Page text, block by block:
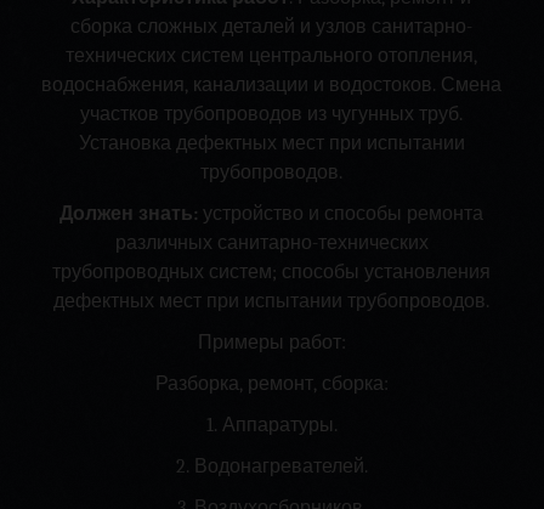
сборка сложных деталей и узлов санитарно-
технических систем центрального отопления,
водоснабжения, канализации и водостоков. Смена
участков трубопроводов из чугунных труб.
Установка дефектных мест при испытании
трубопроводов.
Должен знать: устройство и способы ремонта
различных санитарно-технических
трубопроводных систем; способы установления
дефектных мест при испытании трубопроводов.
Примеры работ:
Разборка, ремонт, сборка:
1. Аппаратуры.
2. Водонагревателей.